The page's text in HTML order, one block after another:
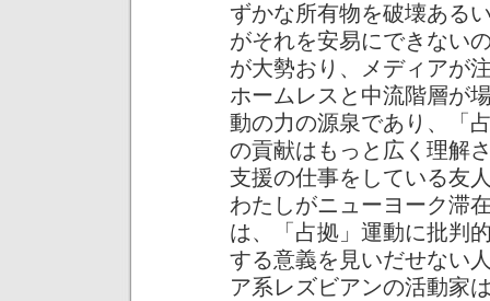
ずかな所有物を破壊ある
がそれを安易にできない
が大勢おり、メディアが
ホームレスと中流階層が
動の力の源泉であり、「
の貢献はもっと広く理解
支援の仕事をしている友
わたしがニューヨーク滞
は、「占拠」運動に批判
する意義を見いだせない
ア系レズビアンの活動家